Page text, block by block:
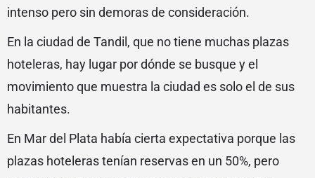
intenso pero sin demoras de consideración.
En la ciudad de Tandil, que no tiene muchas plazas
hoteleras, hay lugar por dónde se busque y el
movimiento que muestra la ciudad es solo el de sus
habitantes.
En Mar del Plata había cierta expectativa porque las
plazas hoteleras tenían reservas en un 50%, pero